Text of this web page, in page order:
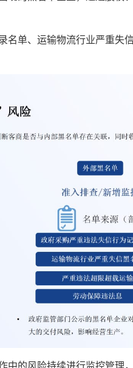
单、运输物流行业严重失
的风险持续进行监控管理